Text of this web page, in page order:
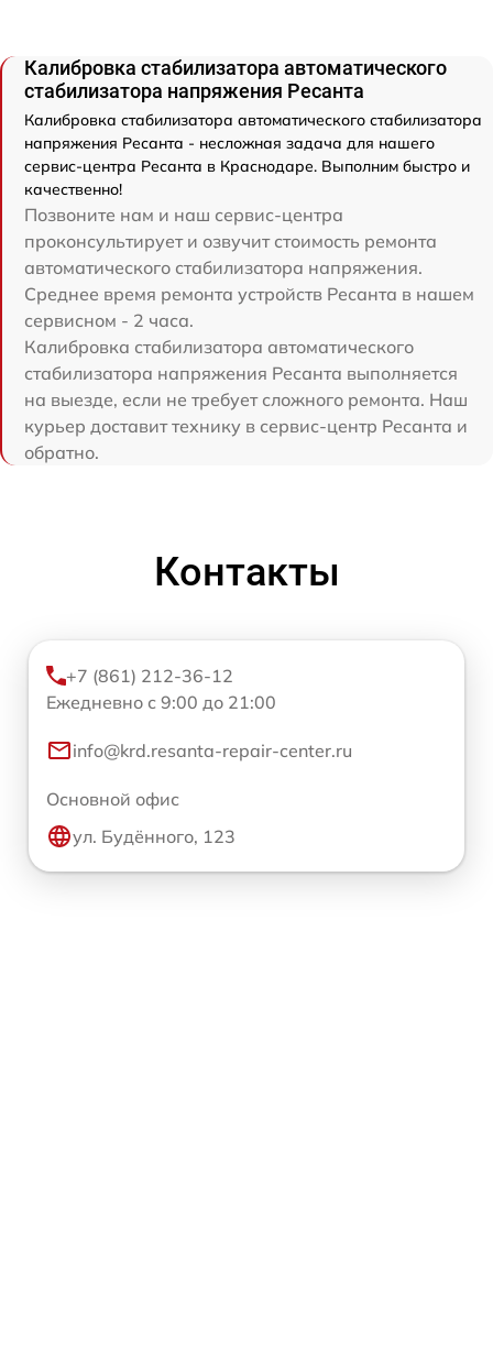
Калибровка стабилизатора автоматического
стабилизатора напряжения Ресанта
Калибровка стабилизатора автоматического стабилизатора
напряжения Ресанта - несложная задача для нашего
сервис-центра Ресанта в Краснодаре. Выполним быстро и
качественно!
Позвоните нам и наш сервис-центра
проконсультирует и озвучит стоимость ремонта
автоматического стабилизатора напряжения.
Среднее время ремонта устройств Ресанта в нашем
сервисном - 2 часа.
Калибровка стабилизатора автоматического
стабилизатора напряжения Ресанта выполняется
на выезде, если не требует сложного ремонта. Наш
курьер доставит технику в сервис-центр Ресанта и
обратно.
Контакты
+7 (861) 212-36-12
Ежедневно с 9:00 до 21:00
info@krd.resanta-repair-center.ru
Основной офис
ул. Будённого, 123